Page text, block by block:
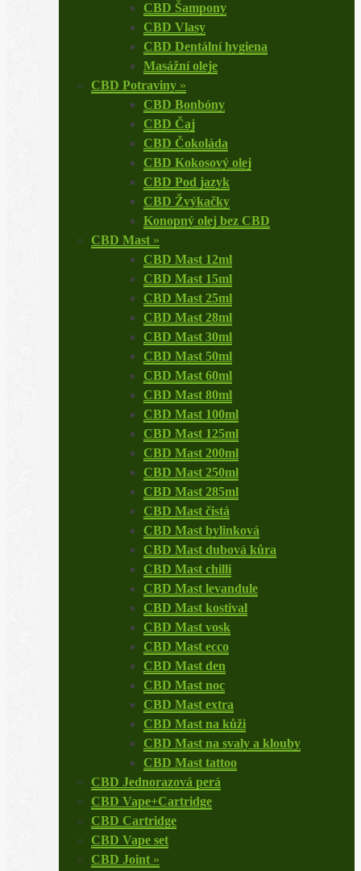
CBD Šampony
CBD Vlasy
CBD Dentální hygiena
Masážní oleje
CBD Potraviny »
CBD Bonbóny
CBD Čaj
CBD Čokoláda
CBD Kokosový olej
CBD Pod jazyk
CBD Žvýkačky
Konopný olej bez CBD
CBD Mast »
CBD Mast 12ml
CBD Mast 15ml
CBD Mast 25ml
CBD Mast 28ml
CBD Mast 30ml
CBD Mast 50ml
CBD Mast 60ml
CBD Mast 80ml
CBD Mast 100ml
CBD Mast 125ml
CBD Mast 200ml
CBD Mast 250ml
CBD Mast 285ml
CBD Mast čistá
CBD Mast bylinková
CBD Mast dubová kůra
CBD Mast chilli
CBD Mast levandule
CBD Mast kostival
CBD Mast vosk
CBD Mast ecco
CBD Mast den
CBD Mast noc
CBD Mast extra
CBD Mast na kůži
CBD Mast na svaly a klouby
CBD Mast tattoo
CBD Jednorazová perá
CBD Vape+Cartridge
CBD Cartridge
CBD Vape set
CBD Joint »